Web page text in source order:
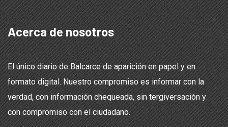
Acerca de nosotros
El único diario de Balcarce de aparición en papel y en
formato digital. Nuestro compromiso es informar con la
verdad, con información chequeada, sin tergiversación y
con compromiso con el ciudadano.